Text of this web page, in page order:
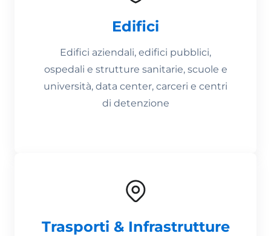
Edifici
Edifici aziendali, edifici pubblici,
ospedali e strutture sanitarie, scuole e
università, data center, carceri e centri
di detenzione
Trasporti & Infrastrutture